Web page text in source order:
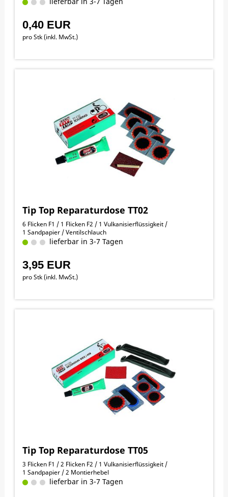
0,40 EUR
pro Stk (inkl. MwSt.)
Tip Top Reparaturdose TT02
6 Flicken F1 / 1 Flicken F2 / 1 Vulkanisierflüssigkeit /
1 Sandpapier / Ventilschlauch
lieferbar in 3-7 Tagen
3,95 EUR
pro Stk (inkl. MwSt.)
Tip Top Reparaturdose TT05
3 Flicken F1 / 2 Flicken F2 / 1 Vulkanisierflüssigkeit /
1 Sandpapier / 2 Montierhebel
lieferbar in 3-7 Tagen